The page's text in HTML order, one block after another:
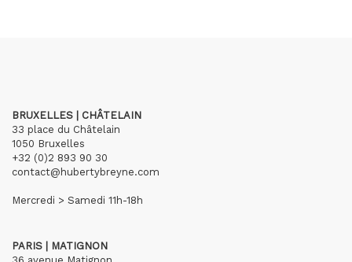
BRUXELLES | CHÂTELAIN
33 place du Châtelain
1050 Bruxelles
+32 (0)2 893 90 30
contact@hubertybreyne.com
Mercredi > Samedi 11h-18h
PARIS | MATIGNON